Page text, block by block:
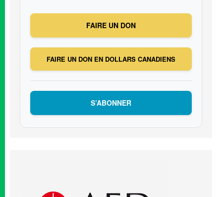
FAIRE UN DON
FAIRE UN DON EN DOLLARS CANADIENS
S’ABONNER